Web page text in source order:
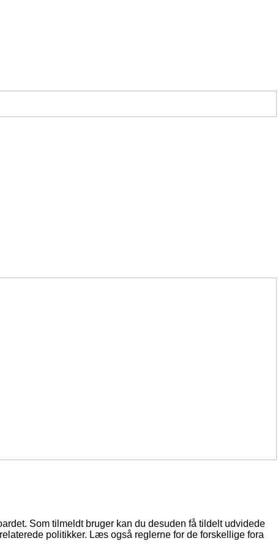
Som tilmeldt bruger kan du desuden få tildelt udvidede
politikker. Læs også reglerne for de forskellige fora